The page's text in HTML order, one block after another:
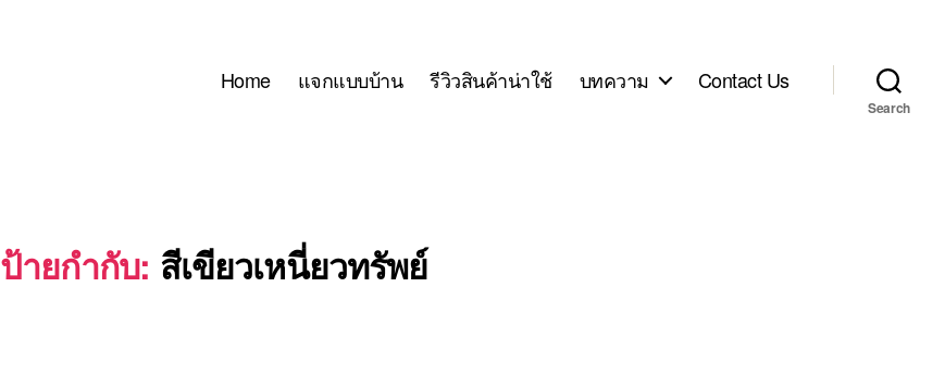
Home แจกแบบบ้าน รีวิวสินค้าน่าใช้ บทความ Contact Us
Search
ป้ายกำกับ: สีเขียวเหนี่ยวทรัพย์